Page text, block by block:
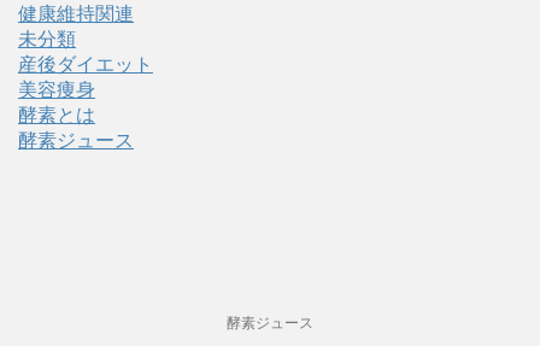
健康維持関連
未分類
産後ダイエット
美容痩身
酵素とは
酵素ジュース
酵素ジュース